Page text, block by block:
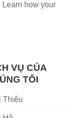
Learn how your
VỤ CỦA
TÔI
Thiệu